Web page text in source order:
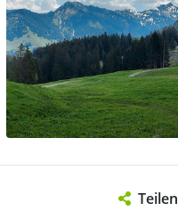
Teilen